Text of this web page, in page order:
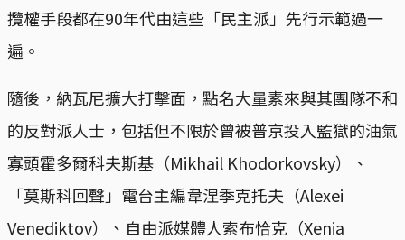
攬權手段都在90年代由這些「民主派」先行示範過一
遍。
隨後，納瓦尼擴大打擊面，點名大量素來與其團隊不和
的反對派人士，包括但不限於曾被普京投入監獄的油氣
寡頭霍多爾科夫斯基（Mikhail Khodorkovsky）、
「莫斯科回聲」電台主編韋涅季克托夫（Alexei
Venediktov）、自由派媒體人索布恰克（Xenia